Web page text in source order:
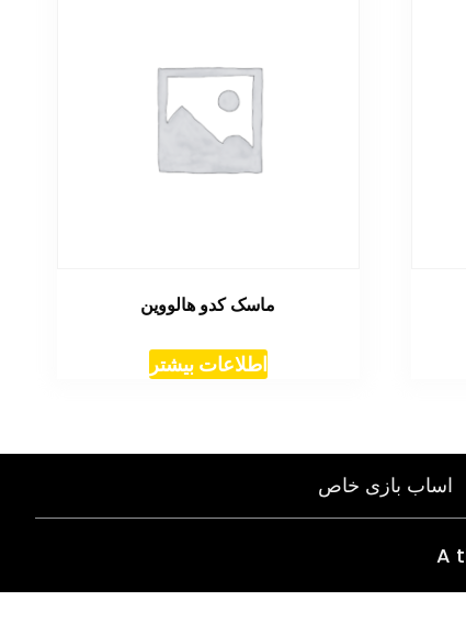
ماسک کدو هالووین
اطلاعات بیشتر
اساب بازی خاص
A